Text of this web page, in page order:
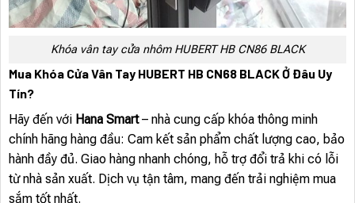
Khóa vân tay cửa nhôm HUBERT HB CN86 BLACK
Mua Khóa Cửa Vân Tay HUBERT HB CN68 BLACK Ở Đâu Uy
Tín?
Hãy đến với Hana Smart– nhà cung cấp khóa thông minh
chính hãng hàng đầu: Cam kết sản phẩm chất lượng cao, bảo
hành đầy đủ. Giao hàng nhanh chóng, hỗ trợ đổi trả khi có lỗi
từ nhà sản xuất. Dịch vụ tận tâm, mang đến trải nghiệm mua
sắm tốt nhất.